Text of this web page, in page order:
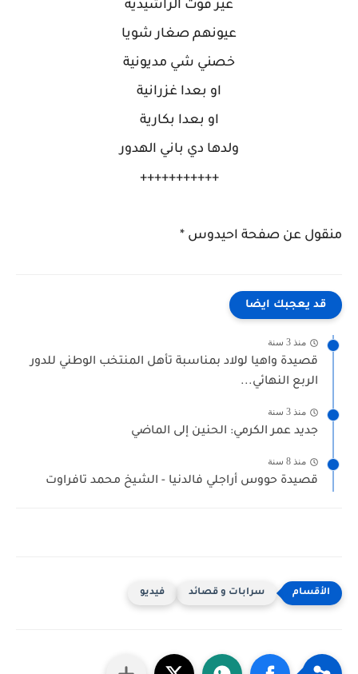
غير فوت الراشيدية
عيونهم صغار شويا
خصني شي مديونية
او بعدا غزرانية
او بعدا بكارية
ولدها دي باني الهدور
+++++++++++
* منقول عن صفحة احيدوس
قد يعجبك ايضا
منذ 3 سنة
قصيدة واهيا لولاد بمناسبة تأهل المنتخب الوطني للدور
الربع النهائي...
منذ 3 سنة
جديد عمر الكرمي: الحنين إلى الماضي
منذ 8 سنة
قصيدة حووس أراجلي فالدنيا - الشيخ محمد تافراوت
سرابات و قصائد فيديو